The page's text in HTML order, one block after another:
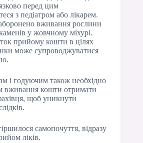
перед цим
з педіатром або лікарем.
вживання рослини
у жовчному міхурі.
прийому кошти в цілях
може супроводжуватися
і годуючим також необхідно
вживання кошти отримати
щоб уникнути
самопочуття, відразу
ліків.